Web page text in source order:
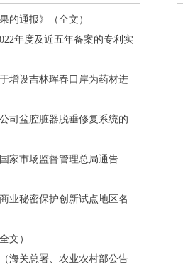
的通报》（全文）
年度及近五年备案的专利实
增设吉林珲春口岸为药材进
司盆腔脏器脱垂修复系统的
家市场监督管理总局通告
业秘密保护创新试点地区名
文）
海关总署、农业农村部公告